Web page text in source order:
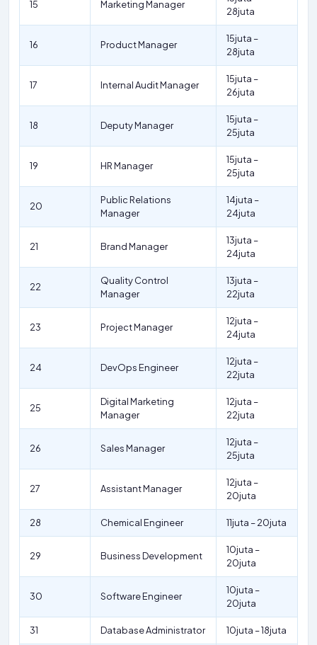
15 Marketing Manager
28juta
16 Product Manager
15juta –
28juta
17 Internal Audit Manager
15juta –
26juta
18 Deputy Manager
15juta –
25juta
19 HR Manager
15juta –
25juta
20
Public Relations
Manager
14juta –
24juta
21 Brand Manager
13juta –
24juta
22
Quality Control
Manager
13juta –
22juta
23 Project Manager
12juta –
24juta
24 DevOps Engineer
12juta –
22juta
25
Digital Marketing
Manager
12juta –
22juta
26 Sales Manager
12juta –
25juta
27 Assistant Manager
12juta –
20juta
28 Chemical Engineer 11juta – 20juta
29 Business Development
10juta –
20juta
30 Software Engineer
10juta –
20juta
31 Database Administrator 10juta – 18juta